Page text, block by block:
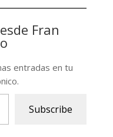
Fran
entradas en tu
Subscribe